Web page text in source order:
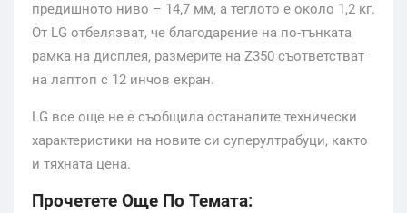
предишното ниво – 14,7 мм, а теглото е около 1,2 кг.
От LG отбелязват, че благодарение на по-тънката
рамка на дисплея, размерите на Z350 съответстват
на лаптоп с 12 инчов екран.
LG все още не е съобщила останалите технически
характеристики на новите си суперултрабуци, както
и тяхната цена.
Прочетете Още По Темата: